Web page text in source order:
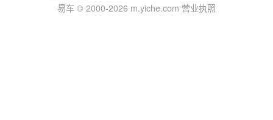
易车 © 2000-2026 m.yiche.com 营业执照